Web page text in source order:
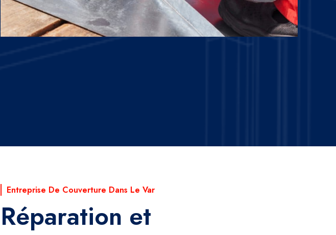
Entreprise De Couverture Dans Le Var
Réparation et